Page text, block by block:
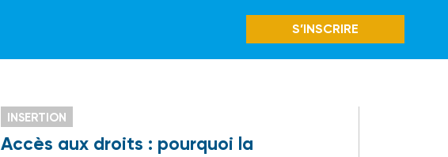
S’INSCRIRE
INSERTION
Accès aux droits : pourquoi la